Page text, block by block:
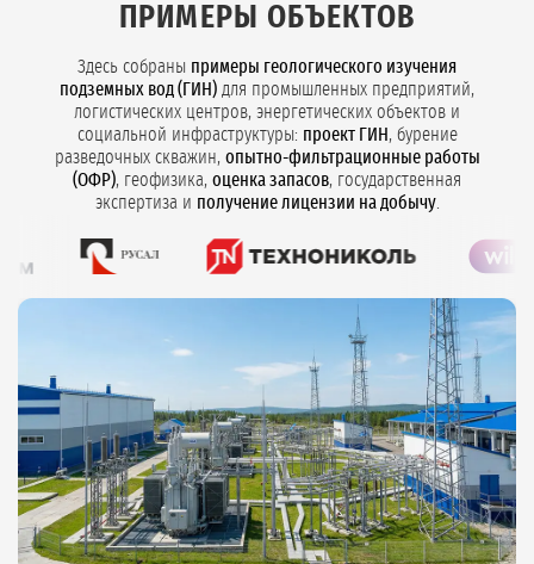
ПРИМЕРЫ ОБЪЕКТОВ
Здесь собраны примеры геологического изучения
подземных вод (ГИН) для промышленных предприятий,
логистических центров, энергетических объектов и
социальной инфраструктуры: проект ГИН, бурение
разведочных скважин, опытно-фильтрационные работы
(ОФР), геофизика, оценка запасов, государственная
экспертиза и получение лицензии на добычу.